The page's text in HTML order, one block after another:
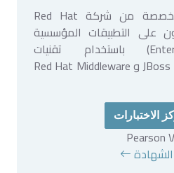
هي أعلى شهادة متخصصة من شركة Red Hat
على التطبيقات المؤسسية
(Enterprise Applications) باستخدام تقنيات
Java/Jakarta EE و JBoss EAP و Red Hat Middleware
الاختبارات
Pearson